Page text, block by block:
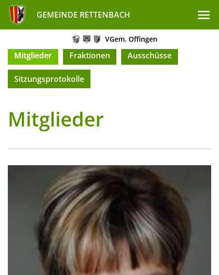
GEMEINDE RETTENBACH
VGem. Offingen
Mitglieder Fraktionen Ausschüsse
Sitzungsprotokolle
Mitglieder